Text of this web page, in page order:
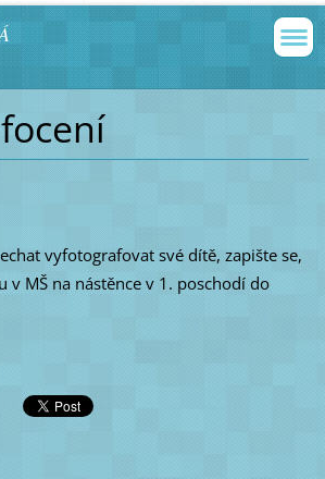
vyfotografovat své dítě, zapište se,
v MŠ na nástěnce v 1. poschodí do